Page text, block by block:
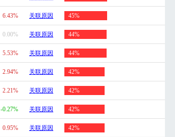
6.43% 关联原因 45%
0.00% 关联原因 44%
5.53% 关联原因 44%
2.94% 关联原因 42%
2.21% 关联原因 42%
-0.27% 关联原因 42%
0.95% 关联原因 42%